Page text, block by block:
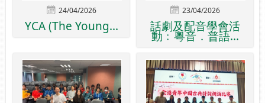
24/04/2026
YCA (The Young...
23/04/2026
話劇及配音學會活
動﹕粵音．普語...